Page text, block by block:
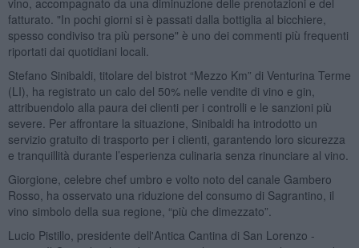
fatturato. "In pochi giorni si è passati dalla bottiglia al bicchiere,
spesso condiviso tra più persone" è uno dei commenti più frequenti
riportati dai quotidiani locali.
Stefano Sinibaldi, titolare del bistrot “Mezzo Km” di Venturina Terme
(LI), ha registrato un calo del 50% nelle vendite di vino e gin,
attribuendolo alla paura dei clienti per i controlli e le sanzioni più
severe. Per affrontare la situazione, Sinibaldi ha introdotto un
servizio gratuito di trasporto per i clienti, garantendo loro sicurezza
e tranquillità durante l’esperienza culinaria senza rinunciare al vino.
Giorgione, celebre chef umbro e volto noto del canale Gambero
Rosso, ha osservato una riduzione del consumo di Sagrantino, il
vino simbolo della sua regione, “più che dimezzato”.
Lucio Pistillo, presidente dell'Antica Cantina di San Lorenzo -